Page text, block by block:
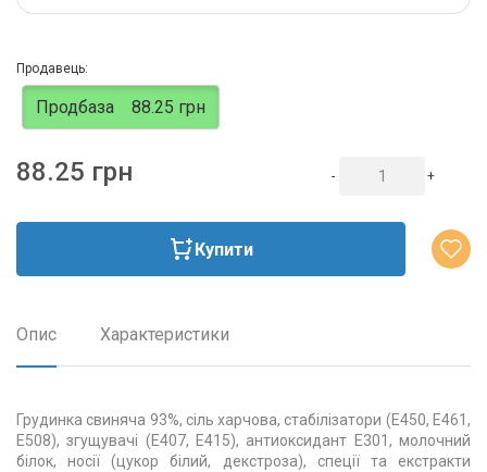
Продавець:
Продбаза 88.25 грн
88.25 грн - +
Купити
Опис Характеристики
Грудинка свиняча 93%, сіль харчова, стабілізатори (Е450, Е461,
Е508), згущувачі (Е407, Е415), антиоксидант Е301, молочний
білок, носії (цукор білий, декстроза), спеції та екстракти